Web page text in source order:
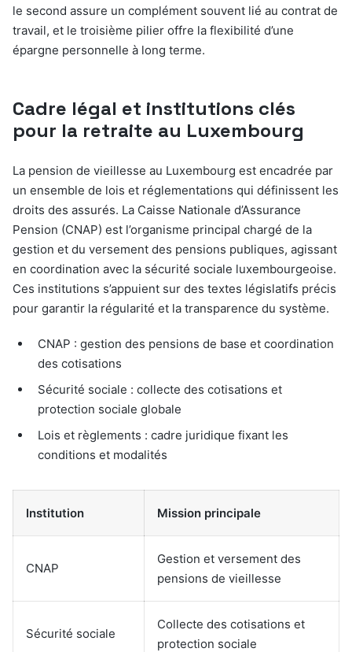
le second assure un complément souvent lié au contrat de
travail, et le troisième pilier offre la flexibilité d’une
épargne personnelle à long terme.
Cadre légal et institutions clés
pour la retraite au Luxembourg
La pension de vieillesse au Luxembourg est encadrée par
un ensemble de lois et réglementations qui définissent les
droits des assurés. La Caisse Nationale d’Assurance
Pension (CNAP) est l’organisme principal chargé de la
gestion et du versement des pensions publiques, agissant
en coordination avec la sécurité sociale luxembourgeoise.
Ces institutions s’appuient sur des textes législatifs précis
pour garantir la régularité et la transparence du système.
CNAP : gestion des pensions de base et coordination
des cotisations
Sécurité sociale : collecte des cotisations et
protection sociale globale
Lois et règlements : cadre juridique fixant les
conditions et modalités
Institution Mission principale
CNAP
Gestion et versement des
pensions de vieillesse
Sécurité sociale
Collecte des cotisations et
protection sociale